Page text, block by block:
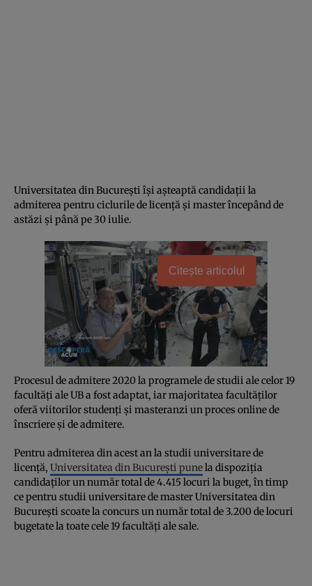
Universitatea din Bucureşti îşi aşteaptă candidații la
admiterea pentru ciclurile de licenţă şi master începând de
astăzi şi până pe 30 iulie.
Citește articolul
Procesul de admitere 2020 la programele de studii ale celor 19
facultăți ale UB a fost adaptat, iar majoritatea facultăților
oferă viitorilor studenți și masteranzi un proces online de
înscriere și de admitere.
Pentru admiterea din acest an la studii universitare de
licență, Universitatea din București punela dispoziția
candidaților un număr total de 4.415 locuri la buget, în timp
ce pentru studii universitare de master Universitatea din
București scoate la concurs un număr total de 3.200 de locuri
bugetate la toate cele 19 facultăți ale sale.